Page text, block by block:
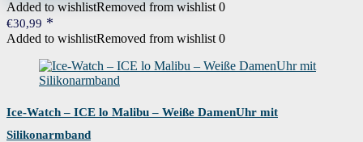
Added to wishlistRemoved from wishlist 0
€30,99
Added to wishlistRemoved from wishlist 0
Ice-Watch – ICE lo Malibu – Weiße DamenUhr mit
Silikonarmband